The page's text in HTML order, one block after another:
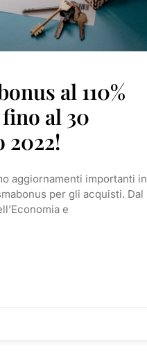
al 110%
al 30
2022!
aggiornamenti importanti in
per gli acquisti. Dal
e